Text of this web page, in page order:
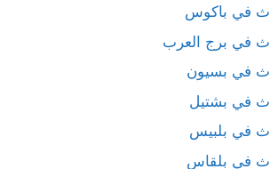
في باكوس
في برج العرب
في بسيون
في بشتيل
في بلبيس
في بلقاس